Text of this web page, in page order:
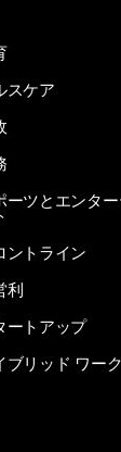
スケア
ーツとエンタ
ントライン
利
ートアップ
ブリッド ワーク